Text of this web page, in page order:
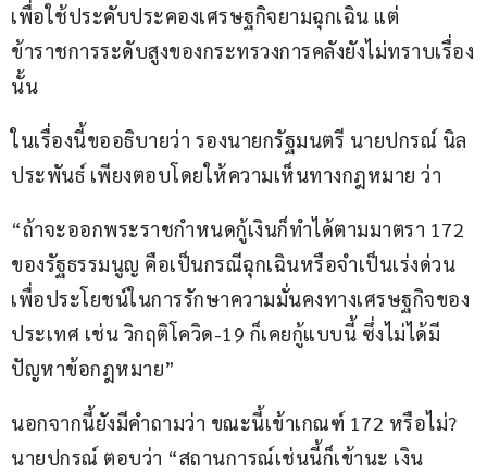
เพื่อใช้ประคับประคองเศรษฐกิจยามฉุกเฉิน แต่
ข้าราชการระดับสูงของกระทรวงการคลังยังไม่ทราบเรื่อง
นั้น
ในเรื่องนี้ขออธิบายว่า รองนายกรัฐมนตรี นายปกรณ์ นิล
ประพันธ์ เพียงตอบโดยให้ความเห็นทางกฎหมาย ว่า
“ถ้าจะออกพระราชกำหนดกู้เงินก็ทำได้ตามมาตรา 172
ของรัฐธรรมนูญ คือเป็นกรณีฉุกเฉินหรือจำเป็นเร่งด่วน
เพื่อประโยชน์ในการรักษาความมั่นคงทางเศรษฐกิจของ
ประเทศ เช่น วิกฤติโควิด-19 ก็เคยกู้แบบนี้ ซึ่งไม่ได้มี
ปัญหาข้อกฎหมาย”
นอกจากนี้ยังมีคำถามว่า ขณะนี้เข้าเกณฑ์ 172 หรือไม่?
นายปกรณ์ ตอบว่า “สถานการณ์เช่นนี้ก็เข้านะ เงิน